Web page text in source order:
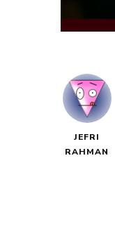
JEFRI
RAHMAN